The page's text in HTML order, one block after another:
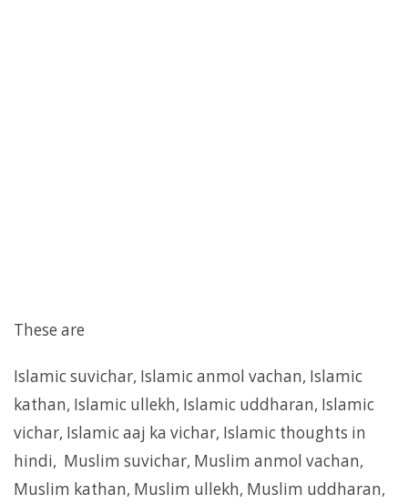
These are
Islamic suvichar, Islamic anmol vachan, Islamic
kathan, Islamic ullekh, Islamic uddharan, Islamic
vichar, Islamic aaj ka vichar, Islamic thoughts in
hindi, Muslim suvichar, Muslim anmol vachan,
Muslim kathan, Muslim ullekh, Muslim uddharan,